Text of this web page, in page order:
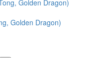
Golden Dragon)